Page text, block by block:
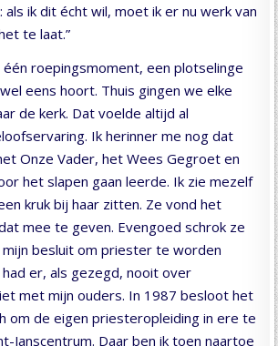
als ik dit écht wil, moet ik er nu werk van
te laat.”
roepingsmoment, een plotselinge
eens hoort. Thuis gingen we elke
de kerk. Dat voelde altijd al
Ik herinner me nog dat
Onze Vader, het Wees Gegroet en
het slapen gaan leerde. Ik zie mezelf
kruk bij haar zitten. Ze vond het
mee te geven. Evengoed schrok ze
besluit om priester te worden
er, als gezegd, nooit over
met mijn ouders. In 1987 besloot het
om de eigen priesteropleiding in ere te
Janscentrum. Daar ben ik toen naartoe